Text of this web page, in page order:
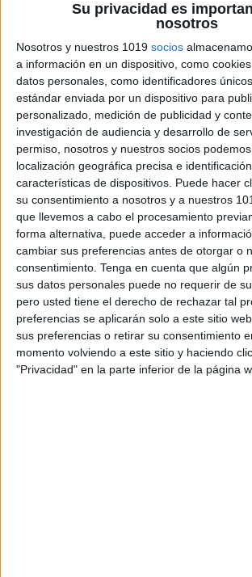
Su privacidad es
nosotros
Nosotros y nuestros 1019 socios
a información en un dispositivo, como
datos personales, como identificadores
estándar enviada por un dispositivo para
personalizado, medición de publicidad y
investigación de audiencia y desarrollo de
permiso, nosotros y nuestros socios
localización geográfica precisa e
características de dispositivos. Puede hacer
su consentimiento a nosotros y a nuestros
que llevemos a cabo el procesamiento
forma alternativa, puede acceder a
cambiar sus preferencias antes de otorgar o
consentimiento. Tenga en cuenta que algún
sus datos personales puede no requerir de
pero usted tiene el derecho de rechazar tal
preferencias se aplicarán solo a este sitio
sus preferencias o retirar su consentimiento
momento volviendo a este sitio y haciendo
"Privacidad" en la parte inferior de la página
Comunicación:
Los estudiantes practican la
expresión oral, la descripción
comunicación efectiva
juegan al Tabú.
Colaboración y Trabajo en
La dinámica de equipos
colaboración y el trabajo
para lograr un objetivo común.
Ambiente Lúdico:
La naturaleza lúdica del juego